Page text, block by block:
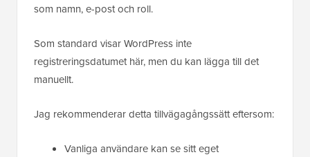
som namn, e-post och roll.
Som standard visar WordPress inte
registreringsdatumet här, men du kan lägga till det
manuellt.
Jag rekommenderar detta tillvägagångssätt eftersom:
Vanliga användare kan se sitt eget